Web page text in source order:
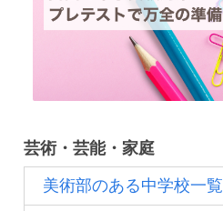
芸術・芸能・家庭
美術部のある中学校一覧